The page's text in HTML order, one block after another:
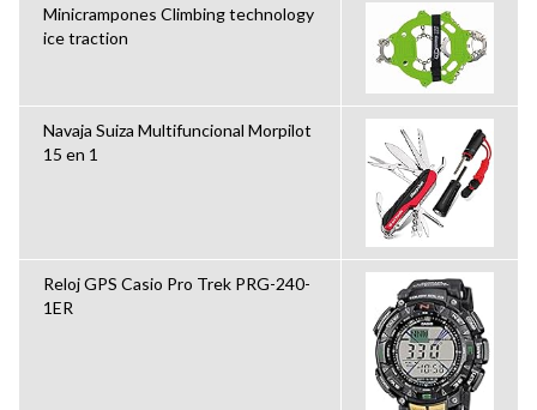
Minicrampones Climbing technology
ice traction
Navaja Suiza Multifuncional Morpilot
15 en 1
Reloj GPS Casio Pro Trek PRG-240-
1ER